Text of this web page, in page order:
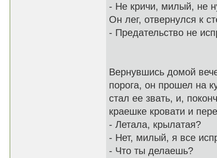
- Не кричи, милый, не
Он лег, отвернулся к
- Предательство не
Вернувшись домой
порога, он прошел на
стал ее звать, и,
краешке кровати и
- Летала, крылатая?
- Нет, милый, я все
- Что ты делаешь?